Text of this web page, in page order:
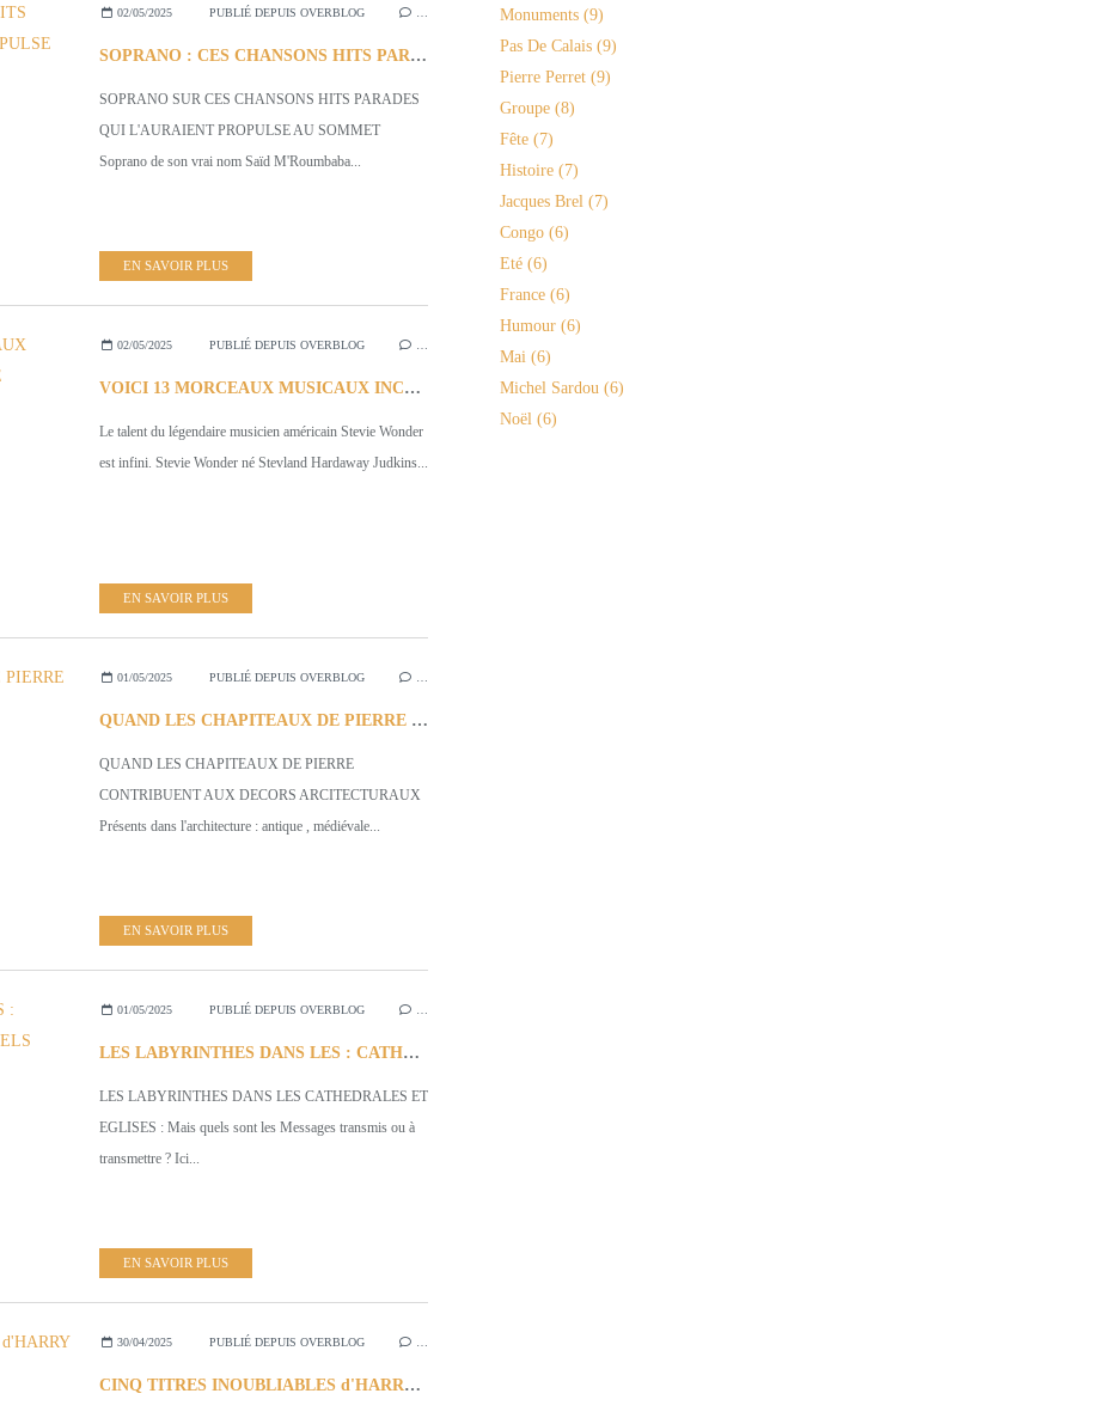
02/05/2025 PUBLIÉ DEPUIS OVERBLOG
SOPRANO : CES CHANSONS HITS PARADES QUI L'AURAIENT PROPULSE AU SOMMET
SOPRANO SUR CES CHANSONS HITS PARADES
QUI L'AURAIENT PROPULSE AU SOMMET
Soprano de son vrai nom Saïd M'Roumbaba...
EN SAVOIR PLUS
02/05/2025 PUBLIÉ DEPUIS OVERBLOG
VOICI 13 MORCEAUX MUSICAUX INCONTOURNABLES DE STEVIE WONDER
Le talent du légendaire musicien américain Stevie Wonder
est infini. Stevie Wonder né Stevland Hardaway Judkins...
EN SAVOIR PLUS
01/05/2025 PUBLIÉ DEPUIS OVERBLOG
QUAND LES CHAPITEAUX DE PIERRE CONTRIBUENT AUX DECORS ARCHITECTURAUX
QUAND LES CHAPITEAUX DE PIERRE
CONTRIBUENT AUX DECORS ARCITECTURAUX
Présents dans l'architecture : antique , médiévale...
EN SAVOIR PLUS
01/05/2025 PUBLIÉ DEPUIS OVERBLOG
LES LABYRINTHES DANS LES : CATHEDRALES ET EGLISES: QUELS MESSAGES A TRANSMETTRE ?
LES LABYRINTHES DANS LES CATHEDRALES ET
EGLISES : Mais quels sont les Messages transmis ou à
transmettre ? Ici...
EN SAVOIR PLUS
30/04/2025 PUBLIÉ DEPUIS OVERBLOG
CINQ TITRES INOUBLIABLES d'HARRY BELAFONTE
Monuments (9)
Pas De Calais (9)
Pierre Perret (9)
Groupe (8)
Fête (7)
Histoire (7)
Jacques Brel (7)
Congo (6)
Eté (6)
France (6)
Humour (6)
Mai (6)
Michel Sardou (6)
Noël (6)